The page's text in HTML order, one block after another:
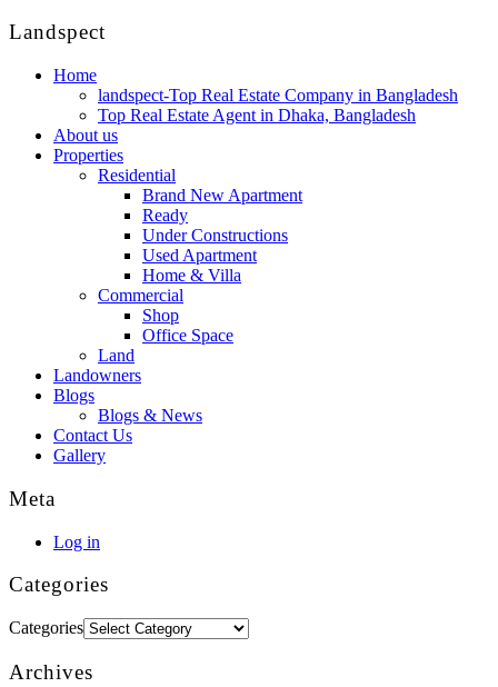
Landspect
Home
landspect-Top Real Estate Company in Bangladesh
Top Real Estate Agent in Dhaka, Bangladesh
About us
Properties
Residential
Brand New Apartment
Ready
Under Constructions
Used Apartment
Home & Villa
Commercial
Shop
Office Space
Land
Landowners
Blogs
Blogs & News
Contact Us
Gallery
Meta
Log in
Categories
Categories
Archives